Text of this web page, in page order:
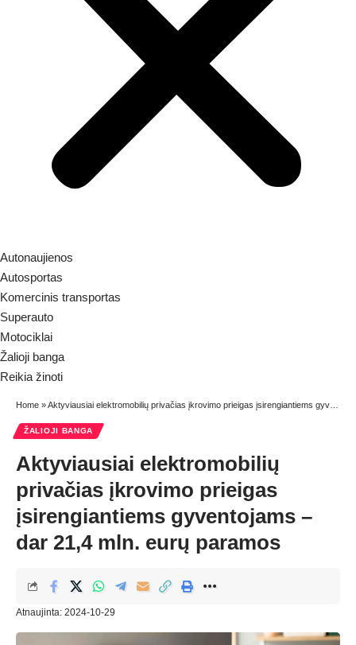
Autonaujienos
Autosportas
Komercinis transportas
Superauto
Motociklai
Žalioji banga
Reikia žinoti
Home »Aktyviausiai elektromobilių privačias įkrovimo prieigas įsirengiantiems gyventojams – dar 21,4 mln. eurų paramos
ŽALIOJI BANGA
Aktyviausiai elektromobilių
privačias įkrovimo prieigas
įsirengiantiems gyventojams –
dar 21,4 mln. eurų paramos
Atnaujinta: 2024-10-29